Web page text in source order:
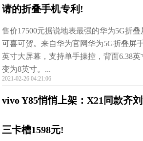
请的折叠手机专利!
售价17500元据说地表最强的华为5G折叠
可喜可贺。来自华为官网华为5G折叠屏
英寸大屏幕，支持单手操控，背面6.38英
变为8英寸。...
2021-02-26 04:21:06
vivo Y85悄悄上架：X21同款齐刘
三卡槽1598元!